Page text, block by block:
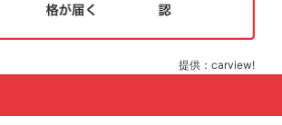
提供：carview!